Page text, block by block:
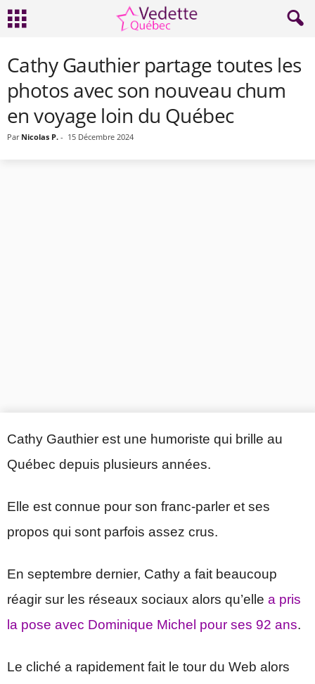
Cathy Gauthier partage toutes les
photos avec son nouveau chum
en voyage loin du Québec
Par Nicolas P. - 15 Décembre 2024
Cathy Gauthier est une humoriste qui brille au
Québec depuis plusieurs années.
Elle est connue pour son franc-parler et ses
propos qui sont parfois assez crus.
En septembre dernier, Cathy a fait beaucoup
réagir sur les réseaux sociaux alors qu’elle a pris
la pose avec Dominique Michel pour ses 92 ans.
Le cliché a rapidement fait le tour du Web alors